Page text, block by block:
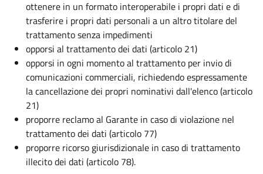
ottenere in un formato interoperabile i propri dati e di
trasferire i propri dati personali a un altro titolare del
trattamento senza impedimenti
opporsi al trattamento dei dati (articolo 21)
opporsi in ogni momento al trattamento per invio di
comunicazioni commerciali, richiedendo espressamente
la cancellazione dei propri nominativi dall'elenco (articolo
21)
proporre reclamo al Garante in caso di violazione nel
trattamento dei dati (articolo 77)
proporre ricorso giurisdizionale in caso di trattamento
illecito dei dati (articolo 78).